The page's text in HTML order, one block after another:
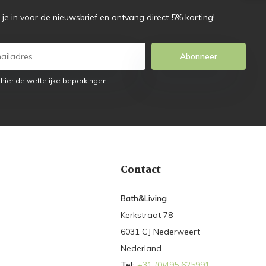
je in voor de nieuwsbrief en ontvang direct 5% korting!
Abonneer
de wettelijke beperkingen
Contact
Bath&Living
Kerkstraat 78
6031 CJ Nederweert
Nederland